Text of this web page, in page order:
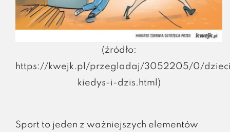
(źródło:
https://kwejk.pl/przegladaj/3052205/0/
kiedys-i-dzis.html)
Sport to jeden z ważniejszych elementów